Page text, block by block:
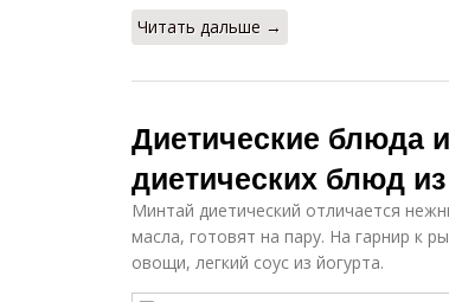
Читать дальше →
Диетические блюда
диетических блюд
Минтай диетический отличается
масла, готовят на пару. На гарнир к
овощи, легкий соус из йогурта.